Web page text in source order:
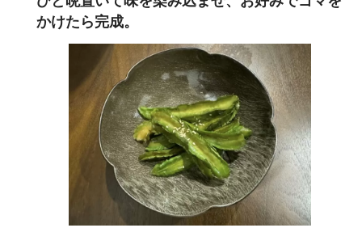
かけたら完成。